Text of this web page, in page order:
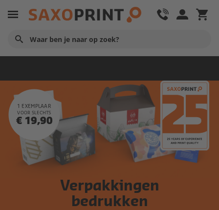
1 EXEMPLAAR
VOOR SLECHTS
€ 19,90
Verpakkingen
bedrukken